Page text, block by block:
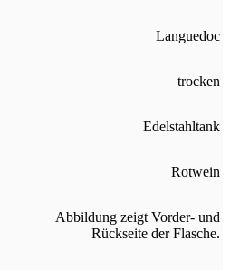
Languedoc
trocken
Edelstahltank
Rotwein
Abbildung zeigt Vorder- und
Rückseite der Flasche.